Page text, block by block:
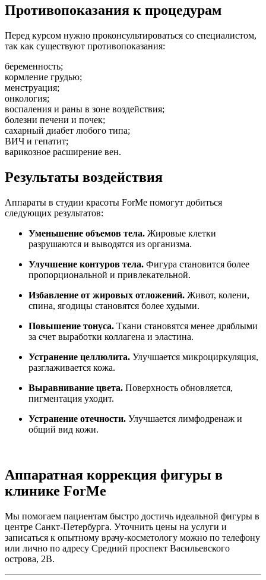
Противопоказания к процедурам
Перед курсом нужно проконсультироваться со специалистом,
так как существуют противопоказания:
беременность;
кормление грудью;
менструация;
онкология;
воспаления и раны в зоне воздействия;
болезни печени и почек;
сахарный диабет любого типа;
ВИЧ и гепатит;
варикозное расширение вен.
Результаты воздействия
Аппараты в студии красоты ForMe помогут добиться
следующих результатов:
Уменьшение объемов тела. Жировые клетки
разрушаются и выводятся из организма.
Улучшение контуров тела. Фигура становится более
пропорциональной и привлекательной.
Избавление от жировых отложений. Живот, колени,
спина, ягодицы становятся более худыми.
Повышение тонуса. Ткани становятся менее дряблыми
за счет выработки коллагена и эластина.
Устранение целлюлита. Улучшается микроциркуляция,
разглаживается кожа.
Выравнивание цвета. Поверхность обновляется,
пигментация уходит.
Устранение отечности. Улучшается лимфодренаж и
общий вид кожи.
Аппаратная коррекция фигуры в
клинике ForMe
Мы помогаем пациентам быстро достичь идеальной фигуры в
центре Санкт-Петербурга. Уточнить цены на услуги и
записаться к опытному врачу-косметологу можно по телефону
или лично по адресу Средний проспект Васильевского
острова, 2В.